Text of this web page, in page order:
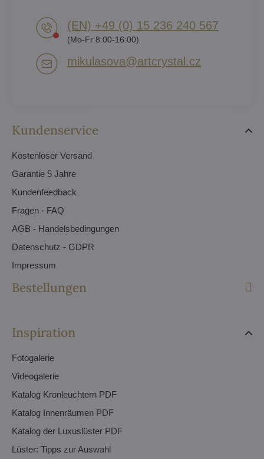
Kundenservice
Kostenloser Versand
Garantie 5 Jahre
Kundenfeedback
Fragen - FAQ
AGB - Handelsbedingungen
Datenschutz - GDPR
Impressum
Bestellungen
Inspiration
Fotogalerie
Videogalerie
Katalog Kronleuchtern PDF
Katalog Innenräumen PDF
Katalog der Luxuslüster PDF
Lüster: Tipps zur Auswahl
(EN) +49 (0) 15 236 240 567
(Mo-Fr 8:00-16:00)
mikulasova​@artcrystal​.cz